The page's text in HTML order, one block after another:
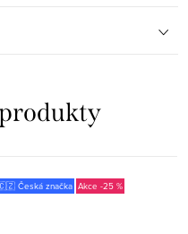
Česká značka -25 %